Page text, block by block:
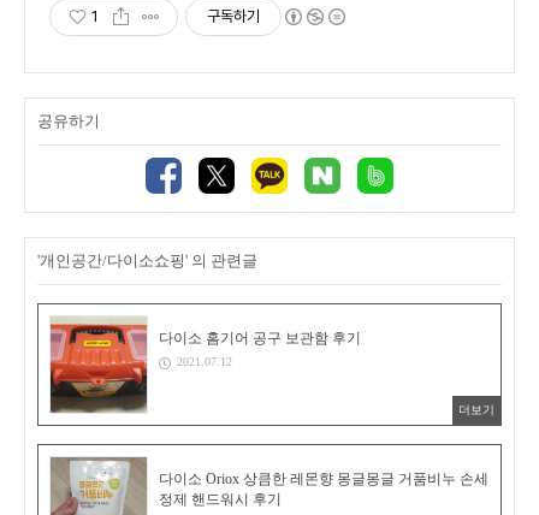
1 구독하기
공유하기
'개인공간/다이소쇼핑' 의 관련글
다이소 홈기어 공구 보관함 후기
2021.07.12
더보기
다이소 Oriox 상큼한 레몬향 몽글몽글 거품비누 손세
정제 핸드워시 후기